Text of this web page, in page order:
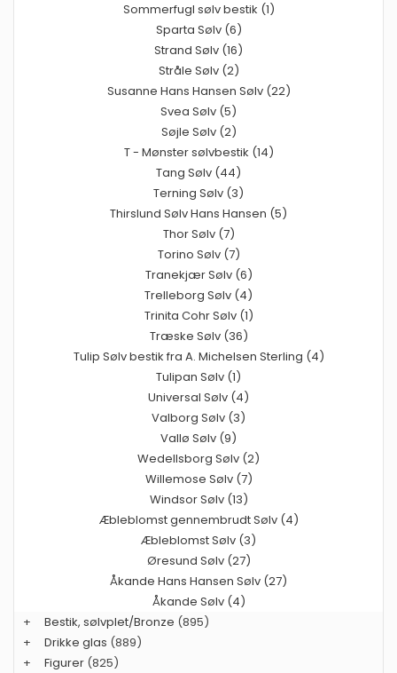
Sommerfugl sølv bestik (1)
Sparta Sølv (6)
Strand Sølv (16)
Stråle Sølv (2)
Susanne Hans Hansen Sølv (22)
Svea Sølv (5)
Søjle Sølv (2)
T - Mønster sølvbestik (14)
Tang Sølv (44)
Terning Sølv (3)
Thirslund Sølv Hans Hansen (5)
Thor Sølv (7)
Torino Sølv (7)
Tranekjær Sølv (6)
Trelleborg Sølv (4)
Trinita Cohr Sølv (1)
Træske Sølv (36)
Tulip Sølv bestik fra A. Michelsen Sterling (4)
Tulipan Sølv (1)
Universal Sølv (4)
Valborg Sølv (3)
Vallø Sølv (9)
Wedellsborg Sølv (2)
Willemose Sølv (7)
Windsor Sølv (13)
Æbleblomst gennembrudt Sølv (4)
Æbleblomst Sølv (3)
Øresund Sølv (27)
Åkande Hans Hansen Sølv (27)
Åkande Sølv (4)
+
Bestik, sølvplet/Bronze (895)
+
Drikke glas (889)
+
Figurer (825)